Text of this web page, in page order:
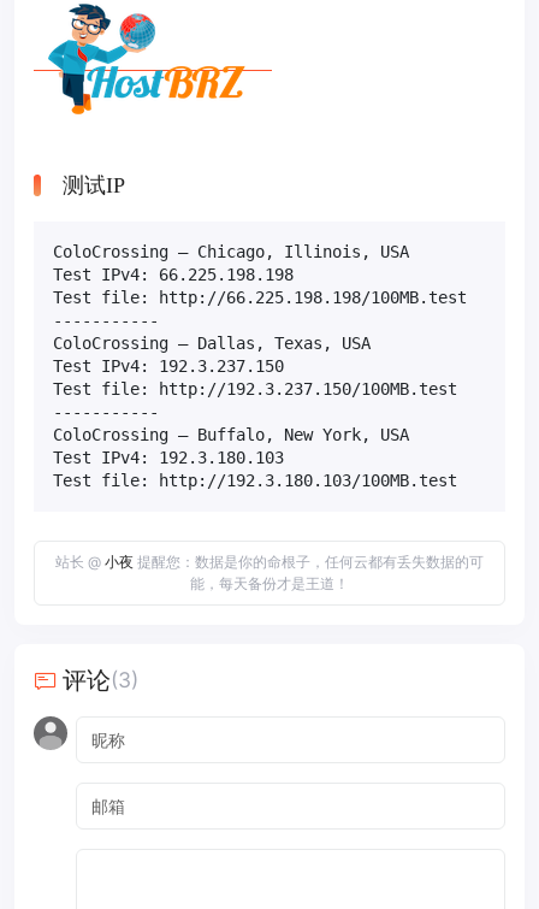
测试IP
ColoCrossing – Chicago, Illinois, USA
Test IPv4: 66.225.198.198
Test file: http://66.225.198.198/100MB.test
-----------
ColoCrossing – Dallas, Texas, USA
Test IPv4: 192.3.237.150
Test file: http://192.3.237.150/100MB.test
-----------
ColoCrossing – Buffalo, New York, USA
Test IPv4: 192.3.180.103
Test file: http://192.3.180.103/100MB.test
站长 @ 小夜 提醒您：数据是你的命根子，任何云都有丢失数据的可
能，每天备份才是王道！
评论(3)